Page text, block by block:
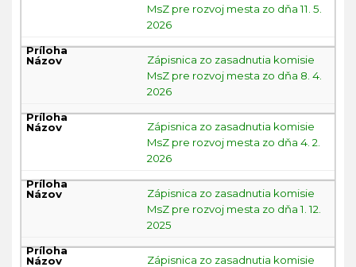
MsZ pre rozvoj mesta zo dňa 11. 5.
2026
Zápisnica zo zasadnutia komisie
MsZ pre rozvoj mesta zo dňa 8. 4.
2026
Zápisnica zo zasadnutia komisie
MsZ pre rozvoj mesta zo dňa 4. 2.
2026
Zápisnica zo zasadnutia komisie
MsZ pre rozvoj mesta zo dňa 1. 12.
2025
Zápisnica zo zasadnutia komisie